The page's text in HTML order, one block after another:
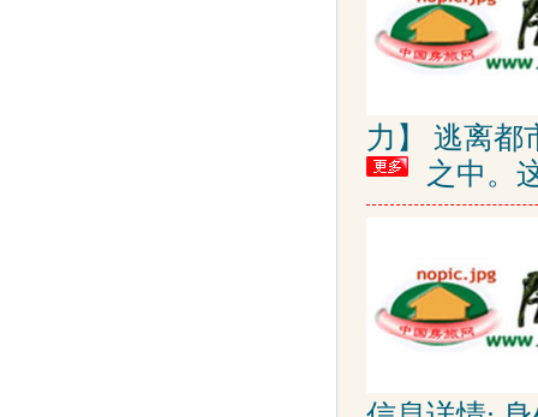
力】 逃离都
之中。